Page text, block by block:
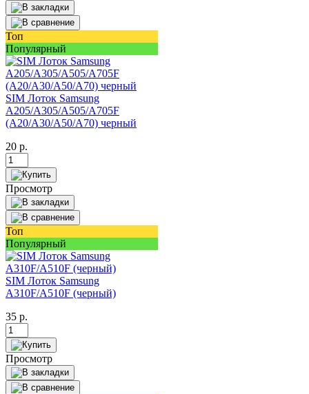
Топ
Популярный
SIM Лоток Samsung
A205/A305/A505/A705F
(A20/A30/A50/A70) черный
20 р.
Просмотр
Топ
Популярный
SIM Лоток Samsung
A310F/A510F (черный)
35 р.
Просмотр